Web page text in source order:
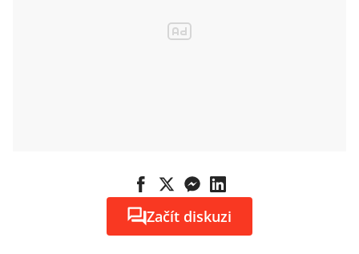
Začít diskuzi